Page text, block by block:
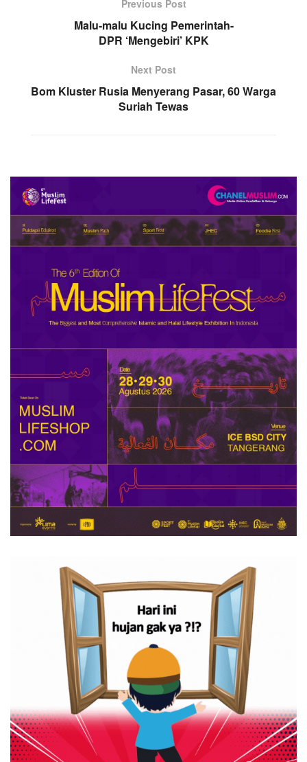
Previous Post
Malu-malu Kucing Pemerintah-
DPR ‘Mengebiri’ KPK
Next Post
Bom Kluster Rusia Menyerang Pasar, 60 Warga
Suriah Tewas